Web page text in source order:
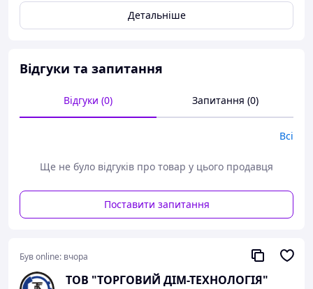
Детальніше
Відгуки та запитання
Відгуки (0) Запитання (0)
Всі
Ще не було відгуків про товар у цього продавця
Поставити запитання
Був online: вчора
ТОВ "ТОРГОВИЙ ДІМ-ТЕХНОЛОГІЯ"